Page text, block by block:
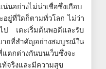
นอย่างไม่น่าเชื่อซึ่งเกือบ
อยู่ที่ใดก็ตามทั่วโลก ไม่ว่า
ป เตะเริ่มต้นพอดีและรับ
ายที่สำคัญอย่างสมบูรณ์ใน
ตกต่างกันบนเว็บซึ่งจะ
จริงและมีความสุข